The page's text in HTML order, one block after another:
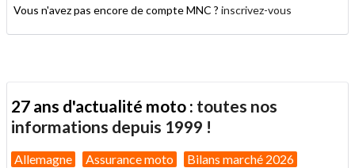
Vous n'avez pas encore de compte MNC ? inscrivez-vous
27 ans d'actualité moto : toutes nos
informations depuis 1999 !
Allemagne Assurance moto
Bilans marché 2026